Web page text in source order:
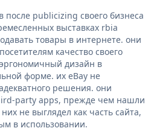
после publicizing своего бизнеса
выставках rbia
товары в интернете. они
качество своего
дизайн в
форме. их eBay не
решения. они
party apps, прежде чем нашли
не выглядел как часть сайта,
в использовании.